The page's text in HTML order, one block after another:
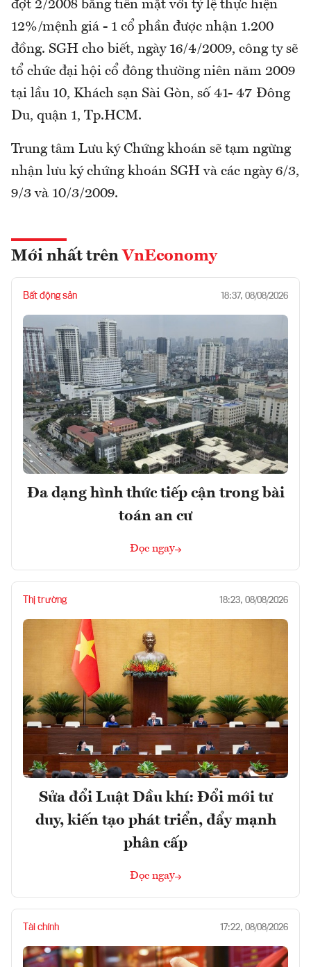
đợt 2/2008 bằng tiền mặt với tỷ lệ thực hiện
12%/mệnh giá - 1 cổ phần được nhận 1.200
đồng. SGH cho biết, ngày 16/4/2009, công ty sẽ
tổ chức đại hội cổ đông thường niên năm 2009
tại lầu 10, Khách sạn Sài Gòn, số 41- 47 Đông
Du, quận 1, Tp.HCM.
Trung tâm Lưu ký Chứng khoán sẽ tạm ngừng
nhận lưu ký chứng khoán SGH và các ngày 6/3,
9/3 và 10/3/2009.
Mới nhất trên VnEconomy
Bất động sản 18:37, 08/08/2026
Đa dạng hình thức tiếp cận trong bài
toán an cư
Đọc ngay
Thị trường 18:23, 08/08/2026
Sửa đổi Luật Dầu khí: Đổi mới tư
duy, kiến tạo phát triển, đẩy mạnh
phân cấp
Đọc ngay
Tài chính 17:22, 08/08/2026